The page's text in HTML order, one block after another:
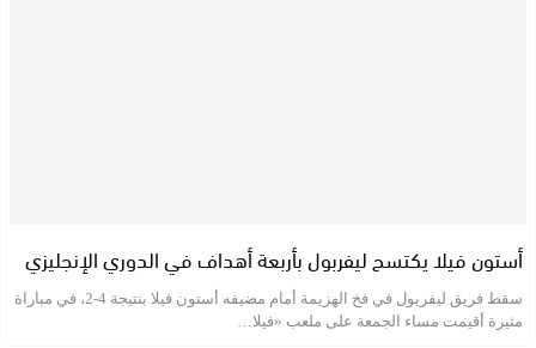
أستون فيلا يكتسح ليفربول بأربعة أهداف في الدوري الإنجليزي
سقط فريق ليفربول في فخ الهزيمة أمام مضيفه أستون فيلا بنتيجة 4-2، في مباراة
مثيرة أقيمت مساء الجمعة على ملعب «فيلا…